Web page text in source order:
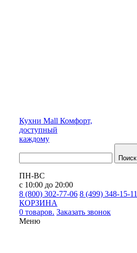
Кухни Mall Комфорт,
доступный
каждому
Поиск
ПН-ВС
с 10:00 до 20:00
8 (800) 302-77-06 8 (499) 348-15-11
КОРЗИНА
0 товаров. Заказать звонок
Меню